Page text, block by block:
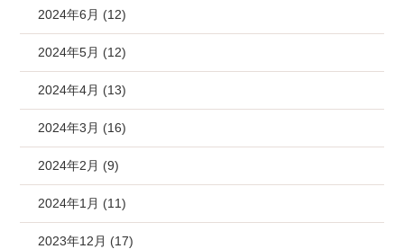
2024年6月 (12)
2024年5月 (12)
2024年4月 (13)
2024年3月 (16)
2024年2月 (9)
2024年1月 (11)
2023年12月 (17)